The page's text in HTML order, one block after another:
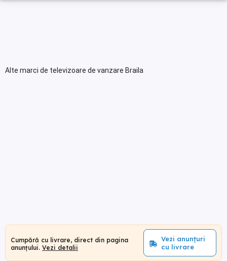
Alte marci de televizoare de vanzare Braila
Cumpără cu livrare, direct din pagina
anunțului. Vezi detalii
Vezi anunțuri
cu livrare